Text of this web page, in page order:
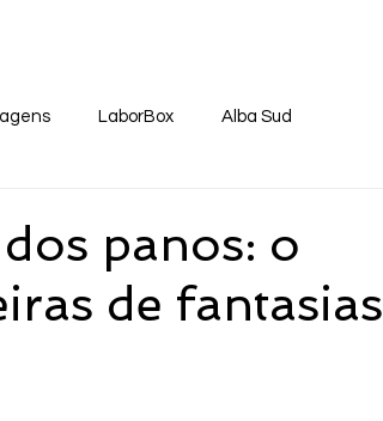
LaborBox Alba Sud
panos: o
de fantasias